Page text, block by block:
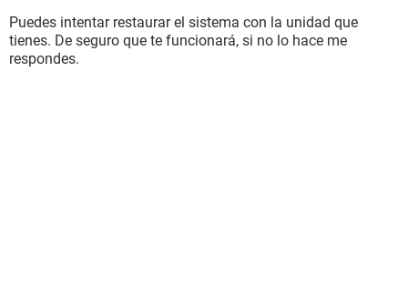
Puedes intentar restaurar el sistema con la unidad que
tienes. De seguro que te funcionará, si no lo hace me
respondes.